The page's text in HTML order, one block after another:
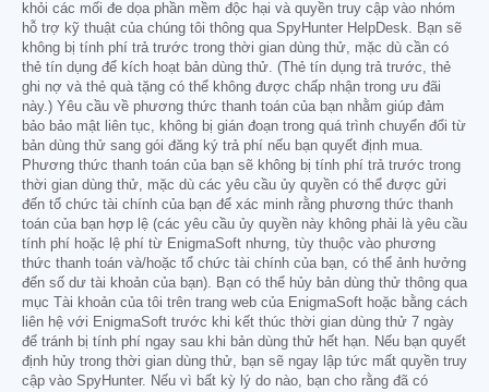
khỏi các mối đe dọa phần mềm độc hại và quyền truy cập vào nhóm
hỗ trợ kỹ thuật của chúng tôi thông qua SpyHunter HelpDesk. Bạn sẽ
không bị tính phí trả trước trong thời gian dùng thử, mặc dù cần có
thẻ tín dụng để kích hoạt bản dùng thử. (Thẻ tín dụng trả trước, thẻ
ghi nợ và thẻ quà tặng có thể không được chấp nhận trong ưu đãi
này.) Yêu cầu về phương thức thanh toán của bạn nhằm giúp đảm
bảo bảo mật liên tục, không bị gián đoạn trong quá trình chuyển đổi từ
bản dùng thử sang gói đăng ký trả phí nếu bạn quyết định mua.
Phương thức thanh toán của bạn sẽ không bị tính phí trả trước trong
thời gian dùng thử, mặc dù các yêu cầu ủy quyền có thể được gửi
đến tổ chức tài chính của bạn để xác minh rằng phương thức thanh
toán của bạn hợp lệ (các yêu cầu ủy quyền này không phải là yêu cầu
tính phí hoặc lệ phí từ EnigmaSoft nhưng, tùy thuộc vào phương
thức thanh toán và/hoặc tổ chức tài chính của bạn, có thể ảnh hưởng
đến số dư tài khoản của bạn). Bạn có thể hủy bản dùng thử thông qua
mục Tài khoản của tôi trên trang web của EnigmaSoft hoặc bằng cách
liên hệ với EnigmaSoft trước khi kết thúc thời gian dùng thử 7 ngày
để tránh bị tính phí ngay sau khi bản dùng thử hết hạn. Nếu bạn quyết
định hủy trong thời gian dùng thử, bạn sẽ ngay lập tức mất quyền truy
cập vào SpyHunter. Nếu vì bất kỳ lý do nào, bạn cho rằng đã có